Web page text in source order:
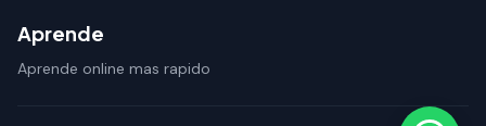
Aprende
Aprende online mas rapido